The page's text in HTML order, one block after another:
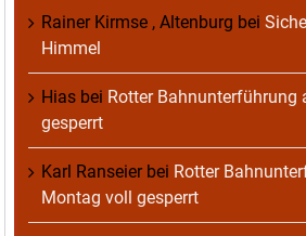
Rainer Kirmse , Altenburg bei
Himmel
Hias bei Rotter Bahnunterführung
gesperrt
Karl Ranseierbei Rotter
Montag voll gesperrt